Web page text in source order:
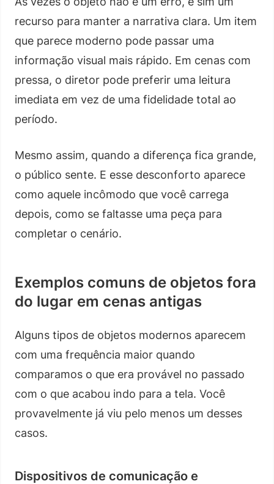
recurso para manter a narrativa clara. Um item
que parece moderno pode passar uma
informação visual mais rápido. Em cenas com
pressa, o diretor pode preferir uma leitura
imediata em vez de uma fidelidade total ao
período.
Mesmo assim, quando a diferença fica grande,
o público sente. E esse desconforto aparece
como aquele incômodo que você carrega
depois, como se faltasse uma peça para
completar o cenário.
Exemplos comuns de objetos fora
do lugar em cenas antigas
Alguns tipos de objetos modernos aparecem
com uma frequência maior quando
comparamos o que era provável no passado
com o que acabou indo para a tela. Você
provavelmente já viu pelo menos um desses
casos.
Dispositivos de comunicação e